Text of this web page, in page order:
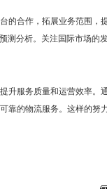
的合作，拓展业务范围，
测分析。关注国际市场的
升服务质量和运营效率。
靠的物流服务。这样的努